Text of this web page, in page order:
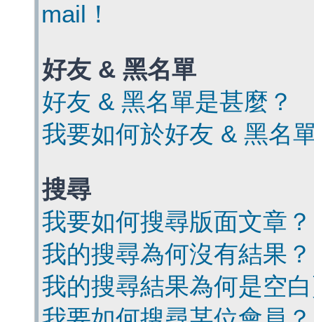
mail！
好友 & 黑名單
好友 & 黑名單是甚麼？
我要如何於好友 & 黑名
搜尋
我要如何搜尋版面文章？
我的搜尋為何沒有結果？
我的搜尋結果為何是空